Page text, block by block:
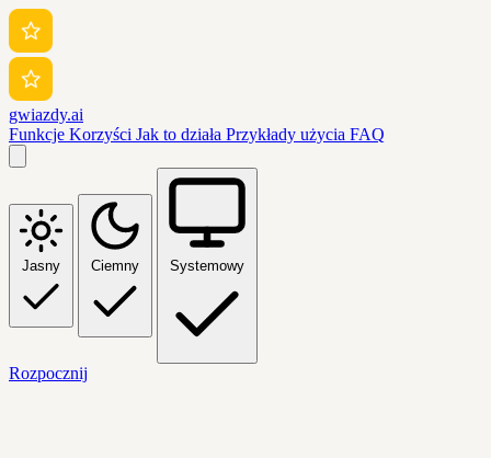
gwiazdy.ai
Funkcje Korzyści Jak to działa Przykłady użycia FAQ
Jasny Ciemny Systemowy
Rozpocznij